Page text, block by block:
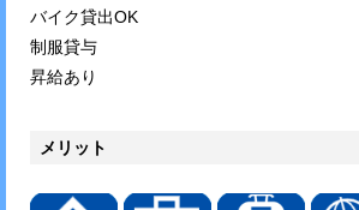
バイク貸出OK
制服貸与
昇給あり
メリット